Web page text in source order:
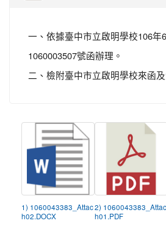
一、依據臺中市立啟明學校106年
1060003507號函辦理。
二、檢附臺中市立啟明學校來函
1) 1060043383_Attac
h02.DOCX
2) 1060043383_Attac
h01.PDF